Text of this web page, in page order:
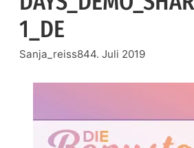
1_DE
Sanja_reiss844. Juli 2019